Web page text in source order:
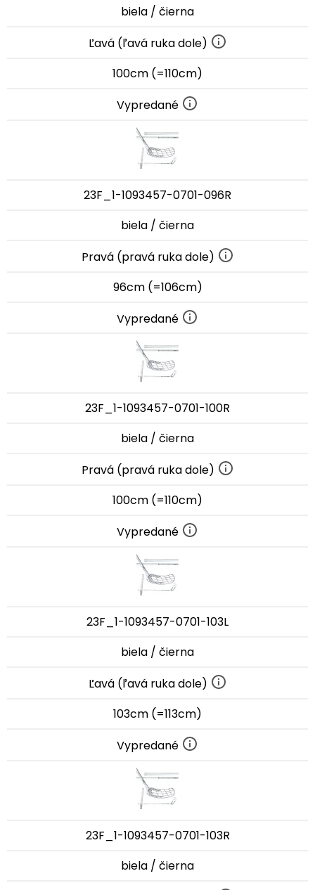
biela / čierna
Ľavá (ľavá ruka dole)
100cm (=110cm)
Vypredané
23F_1-1093457-0701-096R
biela / čierna
Pravá (pravá ruka dole)
96cm (=106cm)
Vypredané
23F_1-1093457-0701-100R
biela / čierna
Pravá (pravá ruka dole)
100cm (=110cm)
Vypredané
23F_1-1093457-0701-103L
biela / čierna
Ľavá (ľavá ruka dole)
103cm (=113cm)
Vypredané
23F_1-1093457-0701-103R
biela / čierna